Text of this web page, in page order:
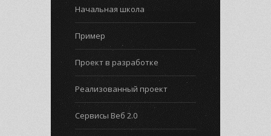
Начальная школа
Пример
Проект в разработке
Реализованный проект
Сервисы Веб 2.0